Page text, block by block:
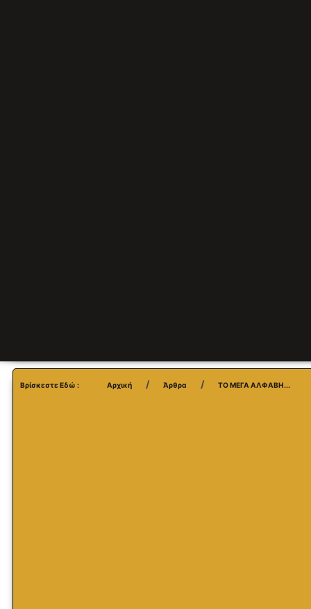
Βρίσκεστε Εδώ : Αρχική Άρθρα ΤΟ ΜΕΓΑ ΑΛΦΑΒΗ...